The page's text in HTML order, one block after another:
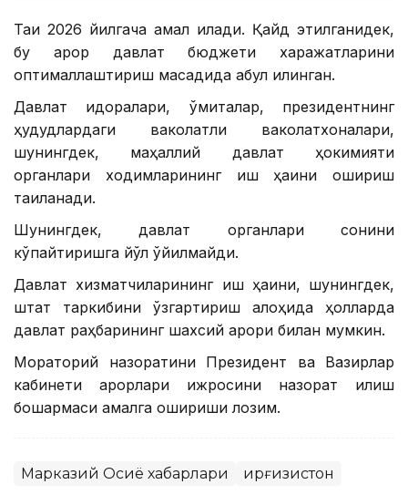
Тақиқ 2026 йилгача амал қилади. Қайд этилганидек,
бу қарор давлат бюджети харажатларини
оптималлаштириш мақсадида қабул қилинган.
Давлат идоралари, қўмиталар, президентнинг
ҳудудлардаги ваколатли ваколатхоналари,
шунингдек, маҳаллий давлат ҳокимияти
органлари ходимларининг иш ҳақини ошириш
тақиқланади.
Шунингдек, давлат органлари сонини
кўпайтиришга йўл қўйилмайди.
Давлат хизматчиларининг иш ҳақини, шунингдек,
штат таркибини ўзгартириш алоҳида ҳолларда
давлат раҳбарининг шахсий қарори билан мумкин.
Мораторий назоратини Президент ва Вазирлар
кабинети қарорлари ижросини назорат қилиш
бошқармаси амалга ошириши лозим.
Марказий Осиё хабарлари Қирғизистон